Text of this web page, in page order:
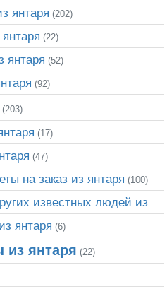
янтаря (202)
(22)
янтаря (52)
(92)
(203)
(17)
(47)
на заказ из янтаря (100)
Портреты Шевченко и других известных людей из янтаря
янтаря (6)
янтаря (22)